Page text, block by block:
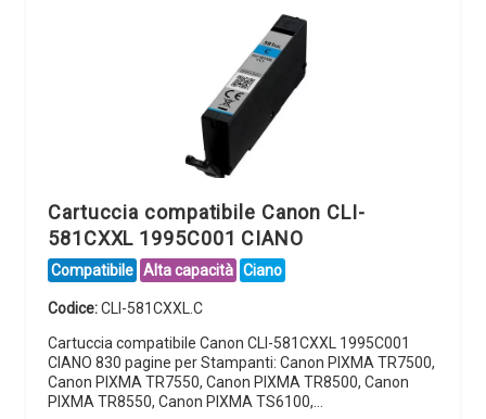
Cartuccia compatibile Canon CLI-
581CXXL 1995C001 CIANO
Compatibile Alta capacità Ciano
Codice:CLI-581CXXL.C
Cartuccia compatibile Canon CLI-581CXXL 1995C001
CIANO 830 pagine per Stampanti: Canon PIXMA TR7500,
Canon PIXMA TR7550, Canon PIXMA TR8500, Canon
PIXMA TR8550, Canon PIXMA TS6100,…